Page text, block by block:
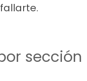
sección